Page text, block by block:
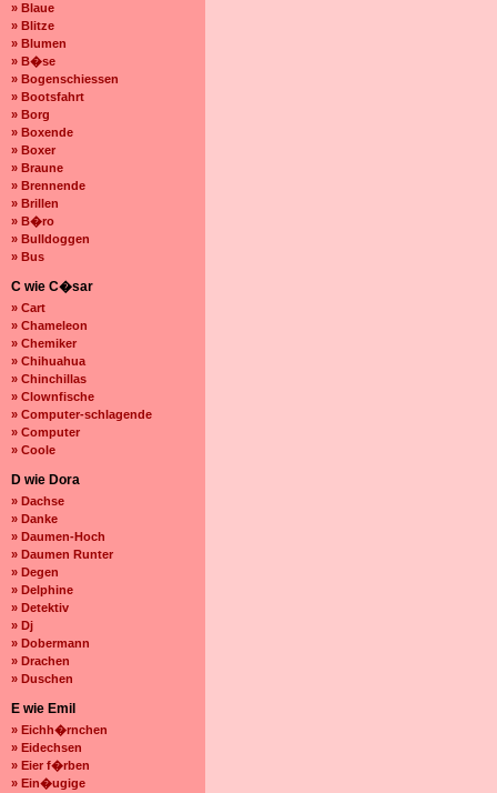
» Blaue
» Blitze
» Blumen
» B�se
» Bogenschiessen
» Bootsfahrt
» Borg
» Boxende
» Boxer
» Braune
» Brennende
» Brillen
» B�ro
» Bulldoggen
» Bus
C wie C�sar
» Cart
» Chameleon
» Chemiker
» Chihuahua
» Chinchillas
» Clownfische
» Computer-schlagende
» Computer
» Coole
D wie Dora
» Dachse
» Danke
» Daumen-Hoch
» Daumen Runter
» Degen
» Delphine
» Detektiv
» Dj
» Dobermann
» Drachen
» Duschen
E wie Emil
» Eichh�rnchen
» Eidechsen
» Eier f�rben
» Ein�ugige